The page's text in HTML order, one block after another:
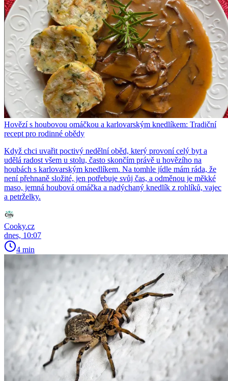
Hovězí s houbovou omáčkou a karlovarským knedlíkem: Tradiční
recept pro rodinné obědy
Když chci uvařit poctivý nedělní oběd, který provoní celý byt a
udělá radost všem u stolu, často skončím právě u hovězího na
houbách s karlovarským knedlíkem. Na tomhle jídle mám ráda, že
není přehnaně složité, jen potřebuje svůj čas, a odměnou je měkké
maso, jemná houbová omáčka a nadýchaný knedlík z rohlíků, vajec
a petrželky.
Cooky.cz
dnes, 10:07
4 min